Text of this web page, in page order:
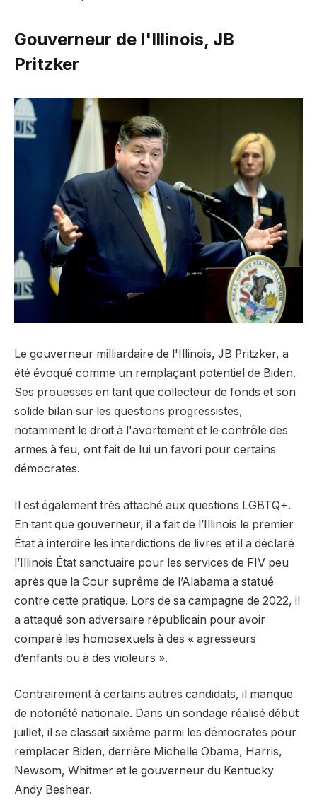
Gouverneur de l'Illinois, JB
Pritzker
Le gouverneur milliardaire de l'Illinois, JB Pritzker, a
été évoqué comme un remplaçant potentiel de Biden.
Ses prouesses en tant que collecteur de fonds et son
solide bilan sur les questions progressistes,
notamment le droit à l'avortement et le contrôle des
armes à feu, ont fait de lui un favori pour certains
démocrates.
Il est également très attaché aux questions LGBTQ+.
En tant que gouverneur, il a fait de l’Illinois le premier
État à interdire les interdictions de livres et il a déclaré
l’Illinois État sanctuaire pour les services de FIV peu
après que la Cour suprême de l’Alabama a statué
contre cette pratique. Lors de sa campagne de 2022, il
a attaqué son adversaire républicain pour avoir
comparé les homosexuels à des « agresseurs
d’enfants ou à des violeurs ».
Contrairement à certains autres candidats, il manque
de notoriété nationale. Dans un sondage réalisé début
juillet, il se classait sixième parmi les démocrates pour
remplacer Biden, derrière Michelle Obama, Harris,
Newsom, Whitmer et le gouverneur du Kentucky
Andy Beshear.